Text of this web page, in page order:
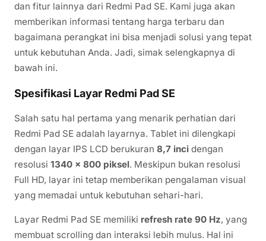
dan fitur lainnya dari Redmi Pad SE. Kami juga akan
memberikan informasi tentang harga terbaru dan
bagaimana perangkat ini bisa menjadi solusi yang tepat
untuk kebutuhan Anda. Jadi, simak selengkapnya di
bawah ini.
Spesifikasi Layar Redmi Pad SE
Salah satu hal pertama yang menarik perhatian dari
Redmi Pad SE adalah layarnya. Tablet ini dilengkapi
dengan layar IPS LCD berukuran 8,7 inci dengan
resolusi 1340 x 800 piksel. Meskipun bukan resolusi
Full HD, layar ini tetap memberikan pengalaman visual
yang memadai untuk kebutuhan sehari-hari.
Layar Redmi Pad SE memiliki refresh rate 90 Hz, yang
membuat scrolling dan interaksi lebih mulus. Hal ini